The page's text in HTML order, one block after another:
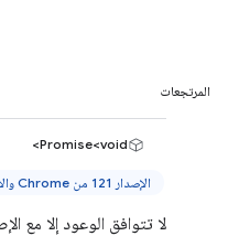
المرتجعات
Promise<void>
الإصدار 121 من Chrome والإصدارات الأحدث